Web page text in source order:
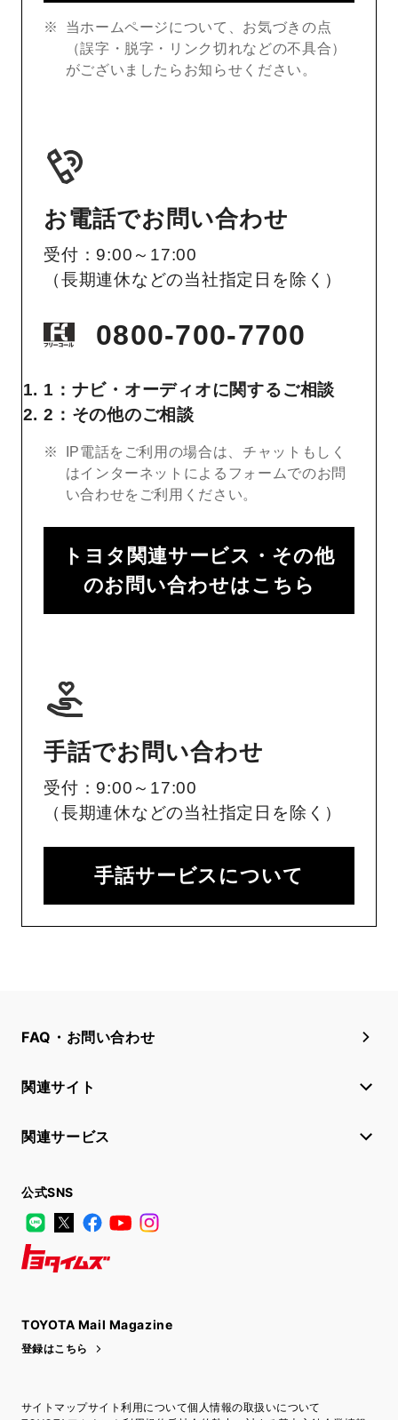
当ホームページについて、お気づきの点
（誤字・脱字・リンク切れなどの不具合）
がございましたらお知らせください。
お電話でお問い合わせ
受付：9:00～17:00
（長期連休などの当社指定日を除く）
0800-700-7700
1：ナビ・オーディオに関するご相談
2：その他のご相談
IP電話をご利用の場合は、チャットもしく
はインターネットによるフォームでのお問
い合わせをご利用ください。
トヨタ関連サービス・その他
のお問い合わせはこちら
手話でお問い合わせ
受付：9:00～17:00
（長期連休などの当社指定日を除く）
手話サービスについて
FAQ・お問い合わせ
関連サイト
関連サービス
公式SNS
LINE
X FacebookYouTube
TOYOTA Mail Magazine
登録はこちら
サイトマップサイト利用について個人情報の取扱いについて